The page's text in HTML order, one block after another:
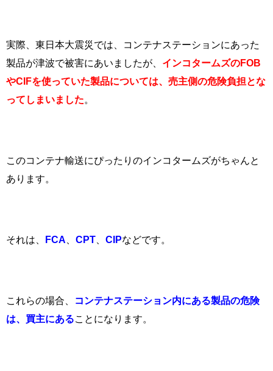
実際、東日本大震災では、コンテナステーションにあった
製品が津波で被害にあいましたが、 インコタームズのFOB
やCIFを使っていた製品については、売主側の危険負担とな
ってしまいました。
このコンテナ輸送にぴったりのインコタームズがちゃんと
あります。
それは、 FCA CPT CIPなどです。
これらの場合、
コンテナステーション内にある製品の危険
は、買主にあることになります。